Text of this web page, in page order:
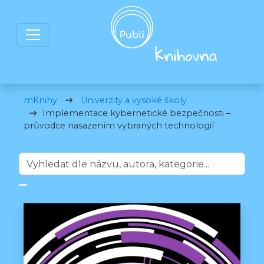
mKnihy
Univerzity a vysoké školy
Implementace kybernetické bezpečnosti –
průvodce nasazením vybraných technologií